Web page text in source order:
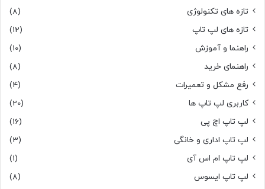
تازه های تکنولوژی
(8)
تازه های لپ تاپ
(12)
راهنما و آموزش
(10)
راهنمای خرید
(8)
رفع مشکل و تعمیرات
(4)
کاربری لپ تاپ ها
(20)
لپ تاپ اچ پی
(16)
لپ تاپ اداری و خانگی
(3)
لپ تاپ ام اس آی
(1)
لپ تاپ ایسوس
(8)